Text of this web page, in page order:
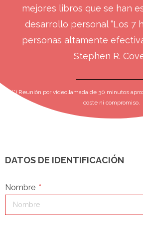
mejores libros que se han
desarrollo personal “Los 7
personas altamente
Stephen R.
(*) Reunión por videollamada de 30 minutos
coste ni compromiso.
DATOS DE IDENTIFICACIÓN
Nombre